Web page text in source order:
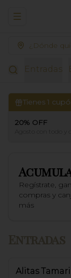
Abrir menu de
¿Dónde
Entradas
Tienes 1
20% OFF
Agosto con todo y
Regístrate,
compras y
más
Entradas
Alitas